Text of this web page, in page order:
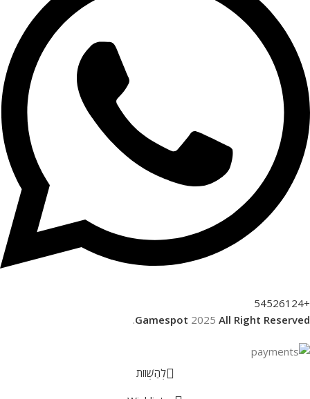
+54526124
Gamespot 2025 All Right Reserved
.
לְהַשְׁווֹת